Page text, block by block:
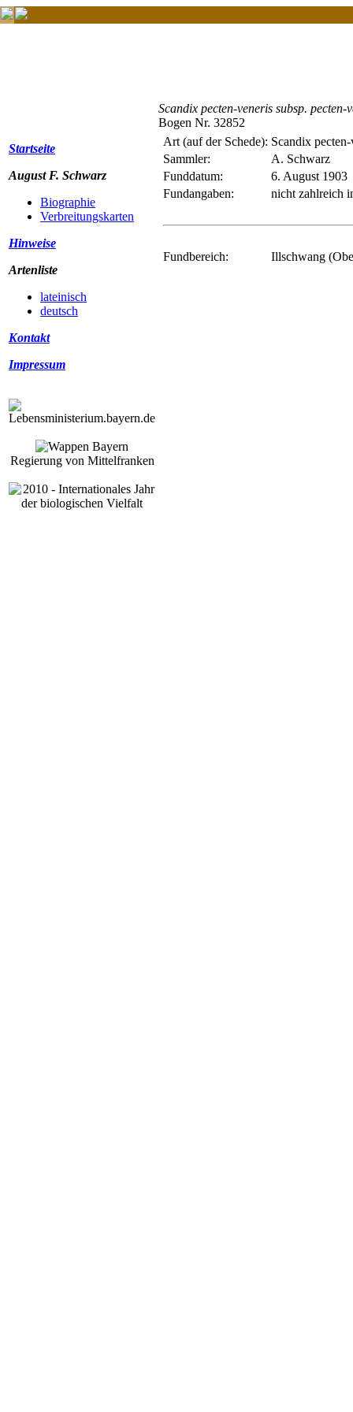
Startseite
August F. Schwarz
Biographie
Verbreitungskarten
Hinweise
Artenliste
lateinisch
deutsch
Kontakt
Impressum
Regierung von Mittelfranken
Scandix pecten-veneris subsp. pecten-
Bogen Nr. 32852
Art (auf der Schede): Scandix
Sammler:
A. Schwarz
Funddatum:
6. August 1903
Fundangaben:
nicht zahlreich
Fundbereich: Illschwang